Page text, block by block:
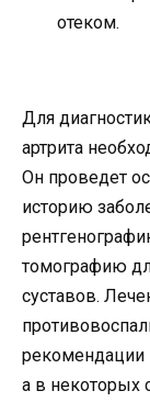
отеком.
Для
артрита
Он проведет
историю
томографию
суставов.
рекомендации
а в некоторых